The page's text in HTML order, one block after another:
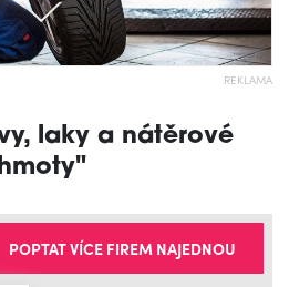
REKLAMA
laky a nátěrové
POPTAT VÍCE FIREM NAJEDNOU